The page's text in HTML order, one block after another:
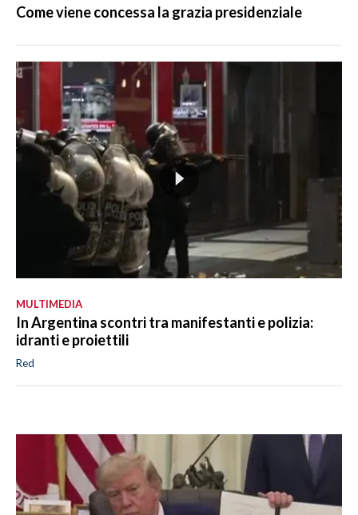
Come viene concessa la grazia presidenziale
MULTIMEDIA
In Argentina scontri tra manifestanti e polizia:
idranti e proiettili
Red